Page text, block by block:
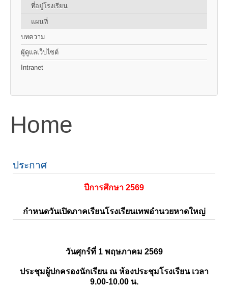
ที่อยู่โรงเรียน
แผนที่
บทความ
ผู้ดูแลเว็บไซต์
Intranet
Home
ประกาศ
ปีการศึกษา 2569
กำหนดวันเปิดภาคเรียนโรงเรียนเทพอำนวยหาดใหญ่
วันศุกร์ที่ 1 พฤษภาคม 2569
ประชุมผู้ปกครองนักเรียน ณ ห้องประชุมโรงเรียน เวลา
9.00-10.00 น.